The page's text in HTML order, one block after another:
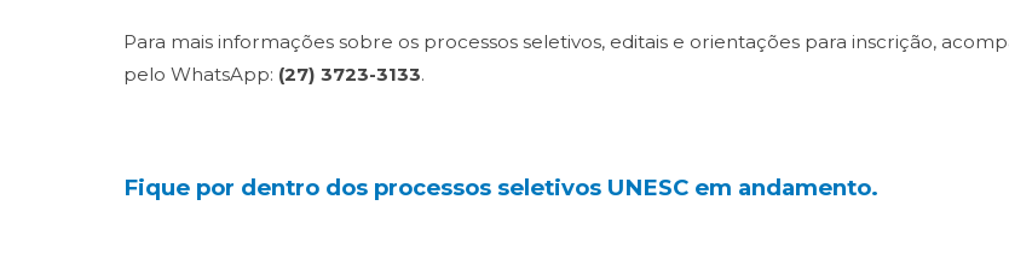
Para mais informações sobre os processos seletivos, editais e orientações para inscrição,
pelo WhatsApp: (27) 3723-3133.
Fique por dentro dos processos seletivos UNESC em andamento.